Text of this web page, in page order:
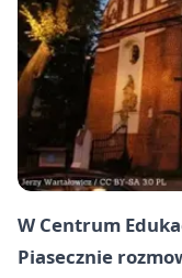
W Centrum
Piasecznie